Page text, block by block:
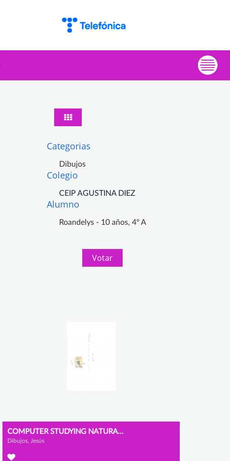
Categorias
Dibujos
Colegio
CEIP AGUSTINA DIEZ
Alumno
Roandelys - 10 años, 4º A
Votar
COMPUTER STUDYING NATURAL SCIENCES
Dibujos, Jesús